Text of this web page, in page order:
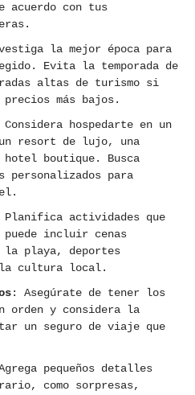
con tus
la mejor época para
Evita la temporada de
altas de turismo si
más bajos.
hospedarte en un
resort de lujo, una
hotel boutique. Busca
personalizados para
Planifica actividades que
puede incluir cenas
la playa, deportes
cultura local.
: Asegúrate de tener los
orden y considera la
un seguro de viaje que
pequeños detalles
como sorpresas,